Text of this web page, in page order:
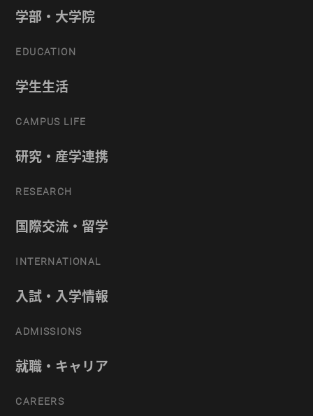
学部・大学院
EDUCATION
学生生活
CAMPUS LIFE
研究・産学連携
RESEARCH
国際交流・留学
INTERNATIONAL
入試・入学情報
ADMISSIONS
就職・キャリア
CAREERS